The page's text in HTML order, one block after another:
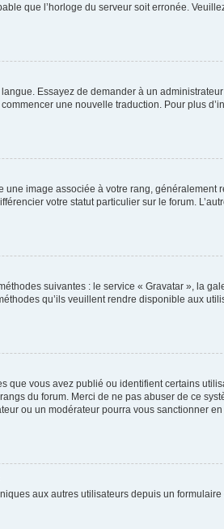
que l’horloge du serveur soit erronée.
Essayez de demander à un
une nouvelle traduction. Pour plus
image associée à votre rang, généralement
votre statut particulier sur le forum.
suivantes : le service « Gravatar », la
qu’ils veuillent rendre disponible aux
que vous avez publié ou identifient certains
du forum. Merci de ne pas abuser de ce
ou un modérateur pourra vous sanctionner
aux autres utilisateurs depuis un